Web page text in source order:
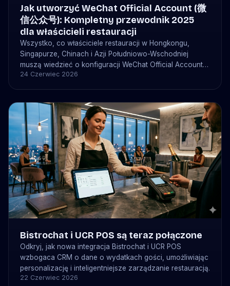
Jak utworzyć WeChat Official Account (微
信公众号): Kompletny przewodnik 2025
dla właścicieli restauracji
Wszystko, co właściciele restauracji w Hongkongu,
Singapurze, Chinach i Azji Południowo-Wschodniej
muszą wiedzieć o konfiguracji WeChat Official Account
— typy kont, dokumenty, koszty (¥300 lub 99 USD),
24 Czerwiec 2026
Bistrochat i UCR POS są teraz połączone
Odkryj, jak nowa integracja Bistrochat i UCR POS
wzbogaca CRM o dane o wydatkach gości, umożliwiając
personalizację i inteligentniejsze zarządzanie restauracją.
22 Czerwiec 2026